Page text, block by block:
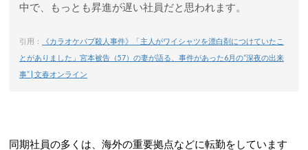
中で、もっとも昇進が遅い社員だと思われます。
引用：
《カラオケパブ殺人事件》「主人がワイシャツを漂白剤につけていたこ
とがありました」宮本被告（57）の妻が語る、事件があった6月の“深夜の出来
事” | 文春オンライン
同期社員の多くは、海外の重要拠点などに転勤をしています